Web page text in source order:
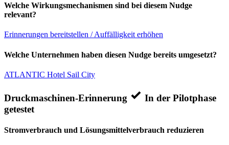
Welche Wirkungsmechanismen sind bei diesem Nudge
relevant?
Erinnerungen bereitstellen / Auffälligkeit erhöhen
Welche Unternehmen haben diesen Nudge bereits umgesetzt?
ATLANTIC Hotel Sail City
Druckmaschinen-Erinnerung
In der Pilotphase
getestet
Stromverbrauch und Lösungsmittelverbrauch reduzieren